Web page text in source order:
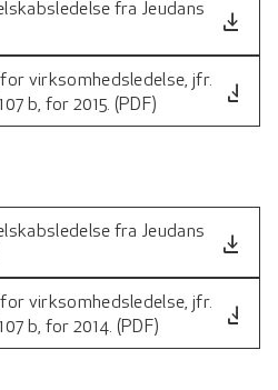
fra Jeudans
file_download
virksomhedsledelse, jfr.
b, for 2015. (PDF)
file_download
fra Jeudans
file_download
virksomhedsledelse, jfr.
b, for 2014. (PDF)
file_download